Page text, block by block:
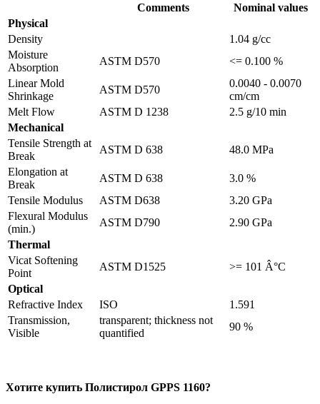
Comments
Nominal values
Physical
Density
1.04 g/cc
Moisture
Absorption
ASTM D570
<= 0.100 %
Linear Mold
Shrinkage
ASTM D570
0.0040 - 0.0070
cm/cm
Melt Flow
ASTM D 1238
2.5 g/10 min
Mechanical
Tensile Strength at
Break
ASTM D 638
48.0 MPa
Elongation at
Break
ASTM D 638
3.0 %
Tensile Modulus
ASTM D638
3.20 GPa
Flexural Modulus
(min.)
ASTM D790
2.90 GPa
Thermal
Vicat Softening
Point
ASTM D1525
>= 101 Â°C
Optical
Refractive Index
ISO
1.591
Transmission,
Visible
transparent; thickness not
quantified
90 %
Хотите купить Полистирол GPPS 1160?